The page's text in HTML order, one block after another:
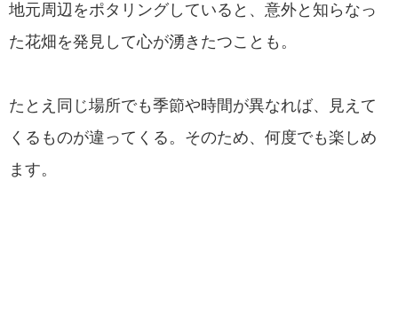
地元周辺をポタリングしていると、意外と知らなっ
た花畑を発見して心が湧きたつことも。
たとえ同じ場所でも季節や時間が異なれば、見えて
くるものが違ってくる。そのため、何度でも楽しめ
ます。